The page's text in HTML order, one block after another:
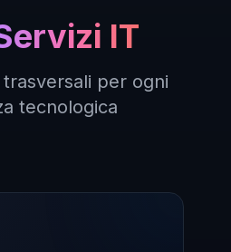
IT
per ogni
tecnologica